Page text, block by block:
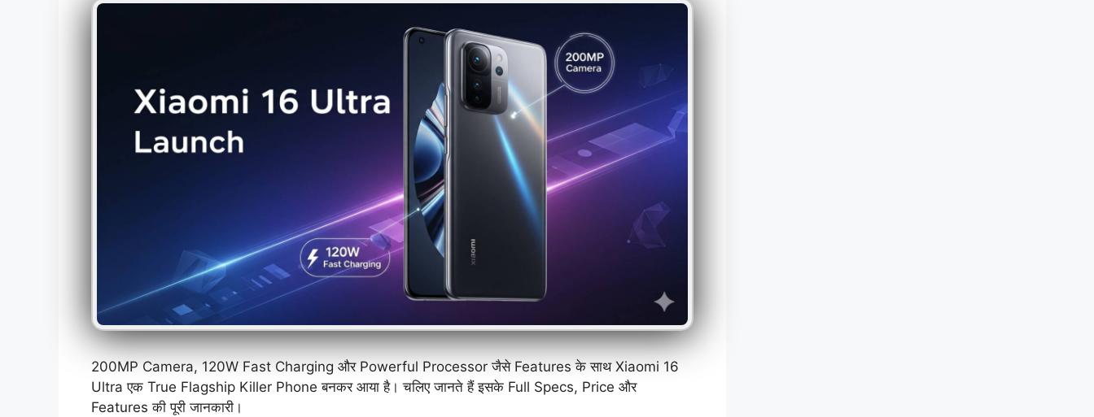
200MP Camera, 120W Fast Charging और Powerful Processor जैसे Features के साथ Xiaomi 16
Ultra एक True Flagship Killer Phone बनकर आया है। चलिए जानते हैं इसके Full Specs, Price और
Features की पूरी जानकारी।